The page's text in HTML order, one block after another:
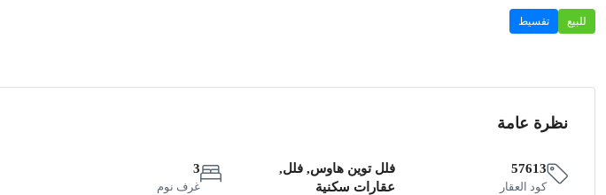
للبيع تقسيط
نظرة عامة
57613
كود العقار
فلل توين هاوس, فلل,
عقارات سكنية
3
غرف نوم